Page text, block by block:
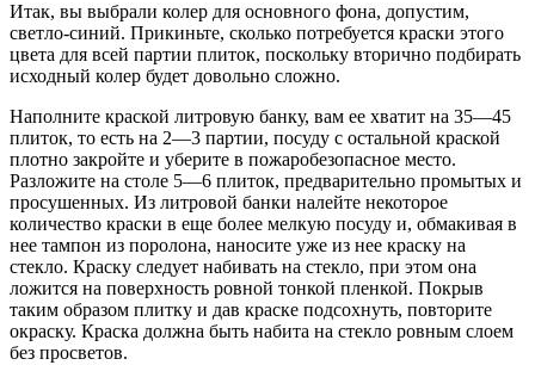
Итак, вы выбрали колер для основного фона, до­пустим,
светло-синий. Прикиньте, сколько потребуется краски этого
цвета для всей партии плиток, поскольку вторично подбирать
исходный колер будет довольно сложно.
Наполните краской литровую банку, вам ее хватит на 35—45
плиток, то есть на 2—3 партии, посуду с осталь­ной краской
плотно закройте и уберите в пожаробезо­пасное место.
Разложите на столе 5—6 плиток, предва­рительно промытых и
просушенных. Из литровой банки налейте некоторое
количество краски в еще более мел­кую посуду и, обмакивая в
нее тампон из поролона, нано­сите уже из нее краску на
стекло. Краску следует наби­вать на стекло, при этом она
ложится на поверхность ров­ной тонкой пленкой. Покрыв
таким образом плитку и дав краске подсохнуть, повторите
окраску. Краска должна быть набита на стекло ровным слоем
без просветов.